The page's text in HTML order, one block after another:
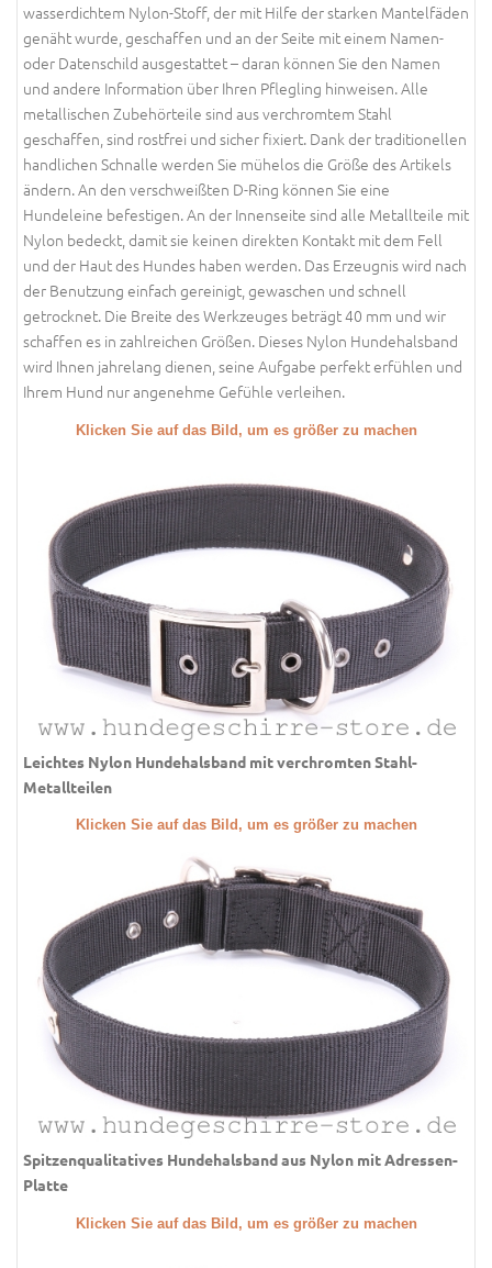
wasserdichtem Nylon-Stoff, der mit Hilfe der starken Mantelfäden
genäht wurde, geschaffen und an der Seite mit einem Namen-
oder Datenschild ausgestattet – daran können Sie den Namen
und andere Information über Ihren Pflegling hinweisen. Alle
metallischen Zubehörteile sind aus verchromtem Stahl
geschaffen, sind rostfrei und sicher fixiert. Dank der traditionellen
handlichen Schnalle werden Sie mühelos die Größe des Artikels
ändern. An den verschweißten D-Ring können Sie eine
Hundeleine befestigen. An der Innenseite sind alle Metallteile mit
Nylon bedeckt, damit sie keinen direkten Kontakt mit dem Fell
und der Haut des Hundes haben werden. Das Erzeugnis wird nach
der Benutzung einfach gereinigt, gewaschen und schnell
getrocknet. Die Breite des Werkzeuges beträgt 40 mm und wir
schaffen es in zahlreichen Größen. Dieses Nylon Hundehalsband
wird Ihnen jahrelang dienen, seine Aufgabe perfekt erfühlen und
Ihrem Hund nur angenehme Gefühle verleihen.
Klicken Sie auf das Bild, um es größer zu machen
Leichtes Nylon Hundehalsband mit verchromten Stahl-
Metallteilen
Klicken Sie auf das Bild, um es größer zu machen
Spitzenqualitatives Hundehalsband aus Nylon mit Adressen-
Platte
Klicken Sie auf das Bild, um es größer zu machen